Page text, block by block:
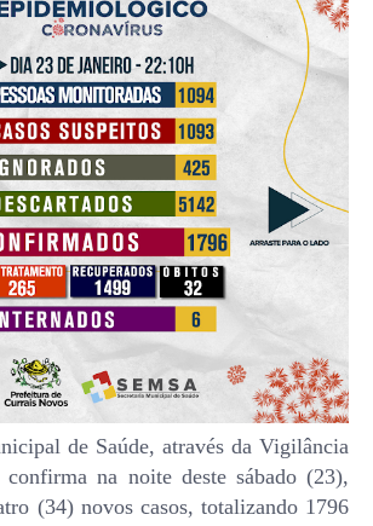
de Saúde, através da Vigilância
confirma na noite deste sábado (23),
(34) novos casos, totalizando 1796